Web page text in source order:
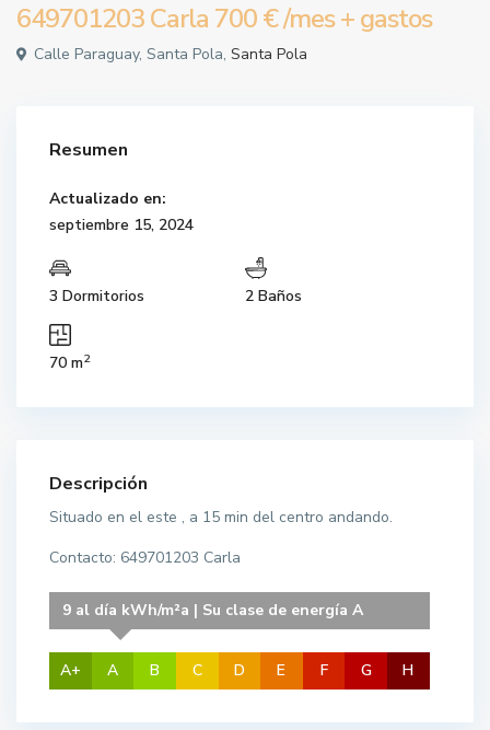
649701203 Carla 700 €/mes + gastos
Calle Paraguay, Santa Pola, Santa Pola
Resumen
Actualizado en:
septiembre 15, 2024
3 Dormitorios 2 Baños
70 m2
Descripción
Situado en el este , a 15 min del centro andando.
Contacto: 649701203 Carla
A+
9 al día kWh/m²a | Su clase de energía A
A B C D E F G H